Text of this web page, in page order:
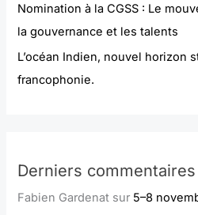
Nomination à la CGSS : Le
la gouvernance et les talents
L’océan Indien, nouvel horizon
francophonie.
Derniers commentaires
Fabien Gardenat sur 5–8